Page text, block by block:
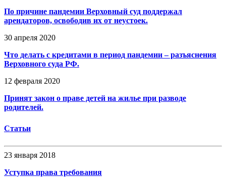
По причине пандемии Верховный суд поддержал
арендаторов, освободив их от неустоек.
30 апреля 2020
Что делать с кредитами в период пандемии – разъяснения
Верховного суда РФ.
12 февраля 2020
Принят закон о праве детей на жилье при разводе
родителей.
Статьи
23 января 2018
Уступка права требования